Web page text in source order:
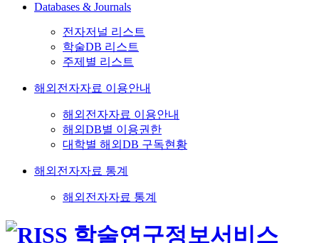
Databases & Journals
전자저널 리스트
학술DB 리스트
주제별 리스트
해외전자자료 이용안내
해외전자자료 이용안내
해외DB별 이용권한
대학별 해외DB 구독현황
해외전자자료 통계
해외전자자료 통계